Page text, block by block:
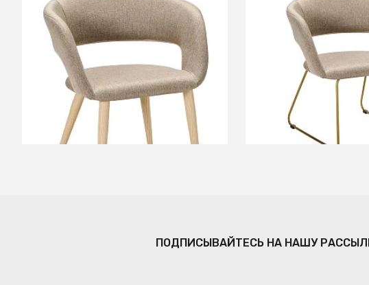
14 200 ₽
Стул Hugs beige/нат.дуб
+2
В КОРЗИНУ
14 860 ₽
Кресло Hugs beige/
В
ПОДПИСЫВАЙТЕСЬ НА НАШУ